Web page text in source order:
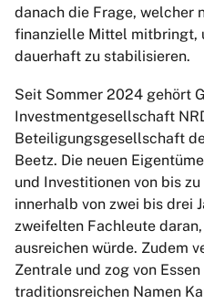
danach die Frage, welcher
finanzielle Mittel mitbringt,
dauerhaft zu stabilisieren.
Seit Sommer 2024 gehört
Investmentgesellschaft
Beteiligungsgesellschaft
Beetz. Die neuen
und Investitionen von bis
innerhalb von zwei bis drei
zweifelten Fachleute
ausreichen würde. Zudem
Zentrale und zog von
traditionsreichen Namen